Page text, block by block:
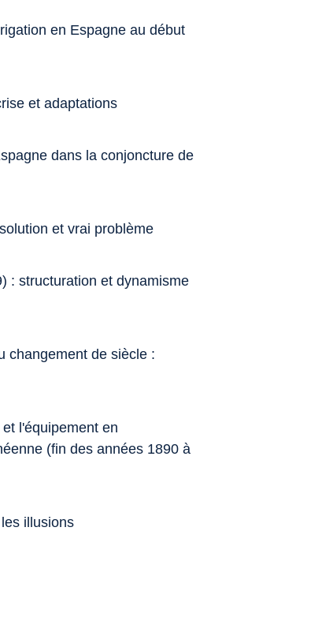
en Espagne au début
et adaptations
dans la conjoncture de
et vrai problème
: structuration et dynamisme
changement de siècle :
l'équipement en
(fin des années 1890 à
illusions